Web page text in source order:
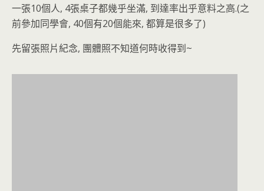
一張10個人, 4張桌子都幾乎坐滿, 到達率出乎意料之高.(之
前參加同學會, 40個有20個能來, 都算是很多了)
先留張照片紀念, 團體照不知道何時收得到~